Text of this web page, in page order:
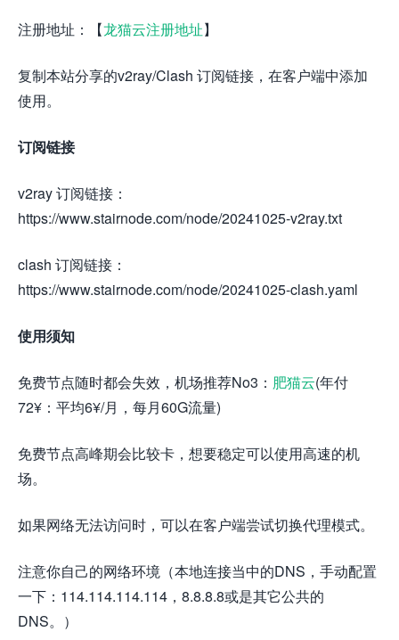
注册地址：【龙猫云注册地址】
复制本站分享的v2ray/Clash 订阅链接，在客户端中添加
使用。
订阅链接
v2ray 订阅链接：
https://www.stairnode.com/node/20241025-v2ray.txt
clash 订阅链接：
https://www.stairnode.com/node/20241025-clash.yaml
使用须知
免费节点随时都会失效，机场推荐No3： 肥猫云(年付
72¥：平均6¥/月，每月60G流量)
免费节点高峰期会比较卡，想要稳定可以使用高速的机
场。
如果网络无法访问时，可以在客户端尝试切换代理模式。
注意你自己的网络环境（本地连接当中的DNS，手动配置
一下：114.114.114.114，8.8.8.8或是其它公共的
DNS。）